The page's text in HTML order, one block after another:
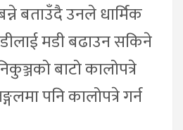
बताउँदै उनले धार्मिक
मडी बढाउन सकिने
बाटो कालोपत्रे
पनि कालोपत्रे गर्न